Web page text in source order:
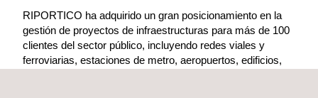
RIPORTICO ha adquirido un gran posicionamiento en la
gestión de proyectos de infraestructuras para más de 100
clientes del sector público, incluyendo redes viales y
ferroviarias, estaciones de metro, aeropuertos, edificios,